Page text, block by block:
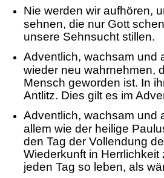
Nie werden wir aufhören,
sehnen, die nur Gott
unsere Sehnsucht stillen.
Adventlich, wachsam und
wieder neu wahrnehmen,
Mensch geworden ist. In
Antlitz. Dies gilt es im
Adventlich, wachsam und
allem wie der heilige
den Tag der Vollendung
Wiederkunft in
jeden Tag so leben, als